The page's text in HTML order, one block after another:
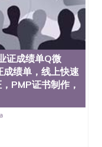
State
State
State
State
San Jose State
San Jose State
San Jose State
San Jose State
San Jose State
San Jose State
San Jose State
（San Jose
证书（San
证成绩单Q微
绩单，线上快速
PMP证书制作，